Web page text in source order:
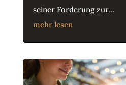
seiner Forderung zur...
mehr lesen